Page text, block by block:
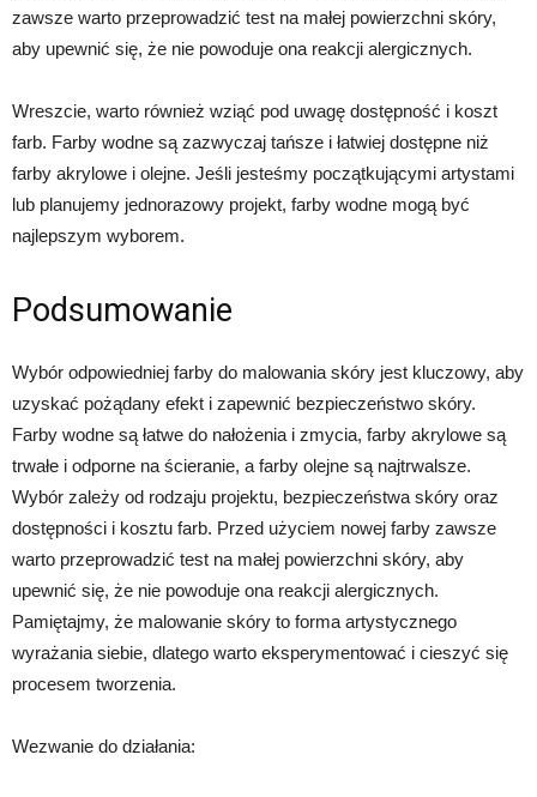
zawsze warto przeprowadzić test na małej powierzchni skóry,
aby upewnić się, że nie powoduje ona reakcji alergicznych.
Wreszcie, warto również wziąć pod uwagę dostępność i koszt
farb. Farby wodne są zazwyczaj tańsze i łatwiej dostępne niż
farby akrylowe i olejne. Jeśli jesteśmy początkującymi artystami
lub planujemy jednorazowy projekt, farby wodne mogą być
najlepszym wyborem.
Podsumowanie
Wybór odpowiedniej farby do malowania skóry jest kluczowy, aby
uzyskać pożądany efekt i zapewnić bezpieczeństwo skóry.
Farby wodne są łatwe do nałożenia i zmycia, farby akrylowe są
trwałe i odporne na ścieranie, a farby olejne są najtrwalsze.
Wybór zależy od rodzaju projektu, bezpieczeństwa skóry oraz
dostępności i kosztu farb. Przed użyciem nowej farby zawsze
warto przeprowadzić test na małej powierzchni skóry, aby
upewnić się, że nie powoduje ona reakcji alergicznych.
Pamiętajmy, że malowanie skóry to forma artystycznego
wyrażania siebie, dlatego warto eksperymentować i cieszyć się
procesem tworzenia.
Wezwanie do działania: